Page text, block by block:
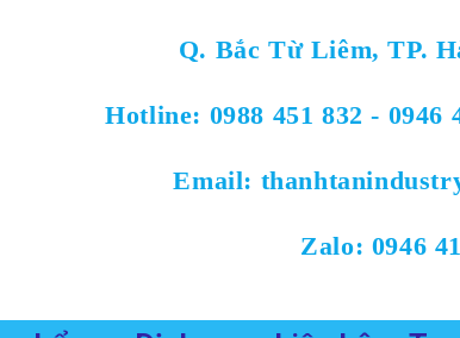
Q. Bắc Từ Liêm, TP.
Hotline: 0988 451 832 - 0946
Email:
Zalo: 0946